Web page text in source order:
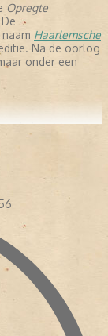
Opregte
Haarlemsche
Na de oorlog
onder een
krant ter
voor
Dekker, beter
haarlemsche
krant geschreven,
en Heleen
als tabloid.